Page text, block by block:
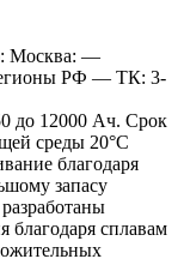
Москва: —
РФ — ТК: 3-
до 12000 Aч. Срок
среды 20°C
благодаря
запасу
благодаря сплавам